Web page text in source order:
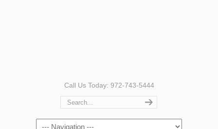
Call Us Today: 972-743-5444
Navigation